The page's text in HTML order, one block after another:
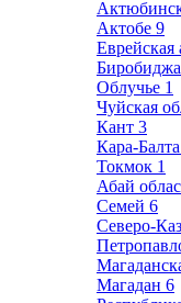
Актобе 9
Еврейская
Облучье 1
Чуйская
Кант 3
Кара-Балта
Токмок 1
Абай
Семей 6
Северо-
Магадан 6